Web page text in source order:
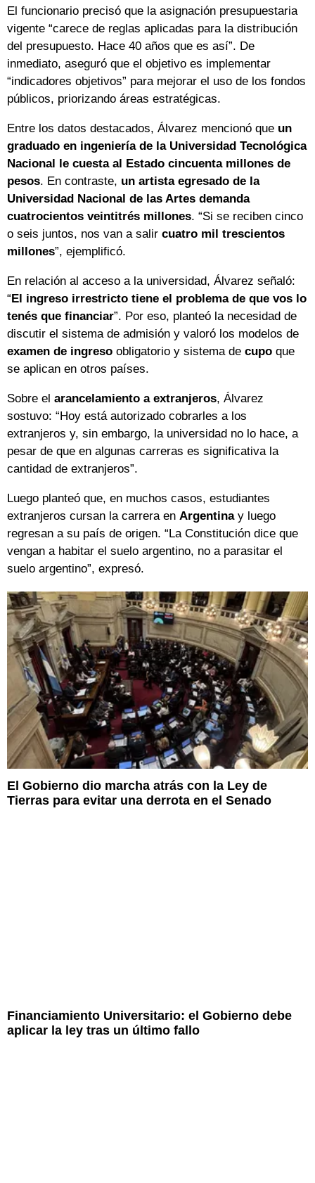
El funcionario precisó que la asignación presupuestaria
vigente “carece de reglas aplicadas para la distribución
del presupuesto. Hace 40 años que es así”. De
inmediato, aseguró que el objetivo es implementar
“indicadores objetivos” para mejorar el uso de los fondos
públicos, priorizando áreas estratégicas.
Entre los datos destacados, Álvarez mencionó que un
graduado en ingeniería de la Universidad Tecnológica
Nacional le cuesta al Estado cincuenta millones de
pesos. En contraste, un artista egresado de la
Universidad Nacional de las Artes demanda
cuatrocientos veintitrés millones. “Si se reciben cinco
o seis juntos, nos van a salir cuatro mil trescientos
millones”, ejemplificó.
En relación al acceso a la universidad, Álvarez señaló:
“ El ingreso irrestricto tiene el problema de que vos lo
tenés que financiar”. Por eso, planteó la necesidad de
discutir el sistema de admisión y valoró los modelos de
examen de ingreso obligatorio y sistema de cupo que
se aplican en otros países.
Sobre el arancelamiento a extranjeros, Álvarez
sostuvo: “Hoy está autorizado cobrarles a los
extranjeros y, sin embargo, la universidad no lo hace, a
pesar de que en algunas carreras es significativa la
cantidad de extranjeros”.
Luego planteó que, en muchos casos, estudiantes
extranjeros cursan la carrera en Argentinay luego
regresan a su país de origen. “La Constitución dice que
vengan a habitar el suelo argentino, no a parasitar el
suelo argentino”, expresó.
El Gobierno dio marcha atrás con la Ley de
Tierras para evitar una derrota en el Senado
Financiamiento Universitario: el Gobierno debe
aplicar la ley tras un último fallo